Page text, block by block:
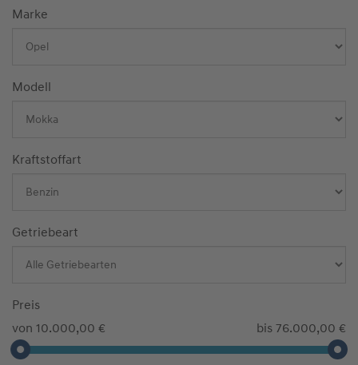
Marke
Modell
Kraftstoffart
Getriebeart
Preis
von 10.000,00 €
bis 76.000,00 €